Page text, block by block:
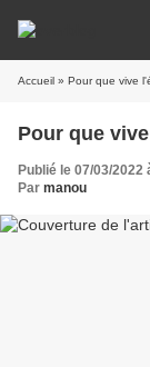
Accueil » Pour que vive
Pour que
Publié le 07/03/2022
Par manou